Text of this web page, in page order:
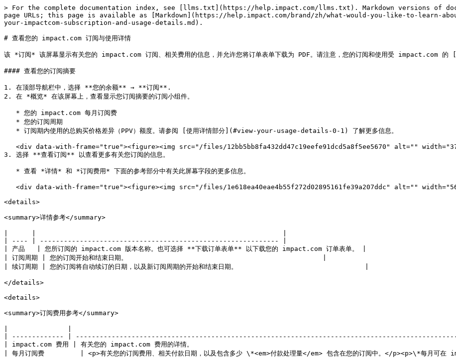
> For the complete documentation index, see [llms.txt](https://help.impact.com/llms.txt). Markdown versions of
page URLs; this page is available as [Markdown](https://help.impact.com/brand/zh/what-would-you-like-to-learn-
your-impactcom-subscription-and-usage-details.md).
# 查看您的 impact.com 订阅与使用详情
该 *订阅* 该屏幕显示有关您的 impact.com 订阅、相关费用的信息，并允许您将订单表单下载为 PDF。请注意，您的订阅和使用受
#### 查看您的订阅摘要
1. 在顶部导航栏中，选择 **您的余额** → **订阅**.
2. 在 *概览* 在该屏幕上，查看显示您订阅摘要的订阅小组件。
3. 选择 **查看订阅** 以查看更多有关您订阅的信息。
<details>
<summary>详情参考</summary>
| ---- | ------------------------------------------------------------ |
| 产品   | 您所订阅的 impact.com 版本名称。也可选择 **下载订单表单** 以下载您的 impact.com 订单表单。 |
| 订阅周期 | 您的订阅开始和结束日期。                                                 |
| 续订周期 | 您的订阅将自动续订的日期，以及新订阅周期的开始和结束日期。                                |
</details>
<details>
<summary>订阅费用参考</summary>
| ------------- |
| impact.com 费用 | 有关您的 impact.com 费用的详情。
| 每月订阅费         | <p>有关您的订阅费用、相关付款日期，以及包含多少 \*<em>付款处理量</em> 包含在您的订阅中。</p><p>\*每月可在